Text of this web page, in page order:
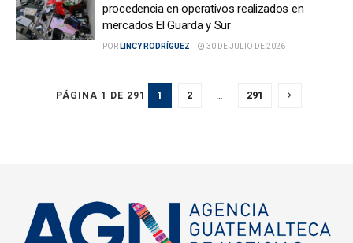
procedencia en operativos realizados en
mercados El Guarda y Sur
POR LINCY RODRÍGUEZ 30 DE JULIO DE 2026
PÁGINA 1 DE 291 1 2 291